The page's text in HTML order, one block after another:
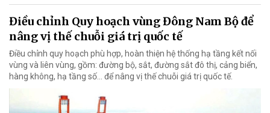
Điều chỉnh Quy hoạch vùng Đông Nam Bộ để
nâng vị thế chuỗi giá trị quốc tế
Điều chỉnh quy hoạch phù hợp, hoàn thiện hệ thống hạ tầng kết nối
vùng và liên vùng, gồm: đường bộ, sắt, đường sắt đô thị, cảng biển,
hàng không, hạ tầng số… để nâng vị thế chuỗi giá trị quốc tế.